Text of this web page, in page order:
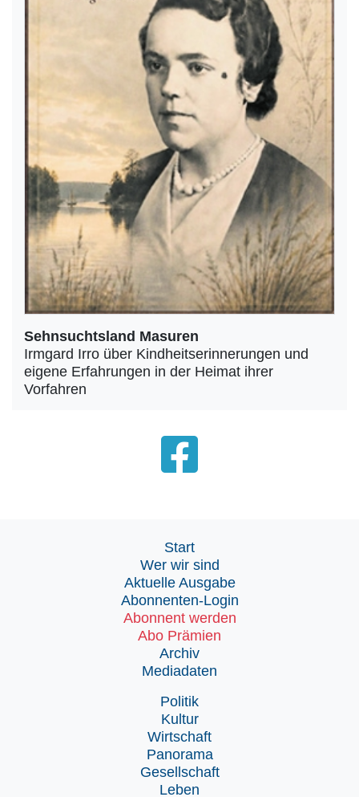
Sehnsuchtsland Masuren
Irmgard Irro über Kindheitserinnerungen und
eigene Erfahrungen in der Heimat ihrer
Vorfahren
Start
Wer wir sind
Aktuelle Ausgabe
Abonnenten-Login
Abonnent werden
Abo Prämien
Archiv
Mediadaten
Politik
Kultur
Wirtschaft
Panorama
Gesellschaft
Leben